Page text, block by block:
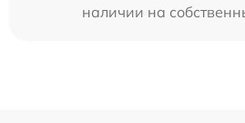
наличии на